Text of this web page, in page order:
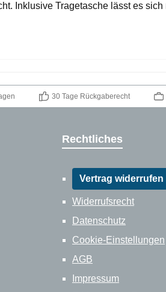
Inklusive Tragetasche lässt es
30 Tage Rückgaberecht
Rechtliches
Vertrag widerrufen
Widerrufsrecht
Datenschutz
Cookie-Einstellungen
AGB
Impressum